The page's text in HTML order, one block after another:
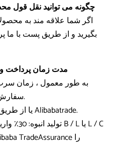
7. چگونه می توانید نقل قول
اگر شما علاقه مند به
بگیرید و از طریق پست با
8- مدت زمان
سفارش و درخواست شما بستگی دارد.
نمونه: PayPal یا T / T یا از طریق اطمینان Alibabatrade.